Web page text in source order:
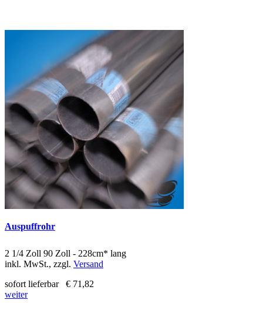
Auspuffrohr
2 1/4 Zoll 90 Zoll - 228cm* lang
inkl. MwSt., zzgl. Versand
sofort lieferbar
€ 71,82
weiter